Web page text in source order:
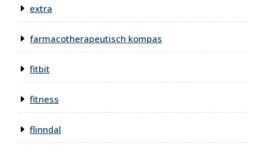
extra
farmacotherapeutisch kompas
fitbit
fitness
flinndal